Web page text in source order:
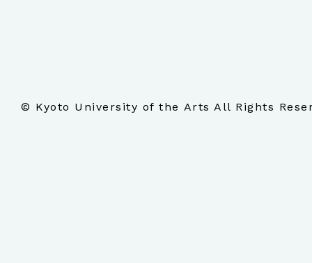
© Kyoto University of the Arts All Rights